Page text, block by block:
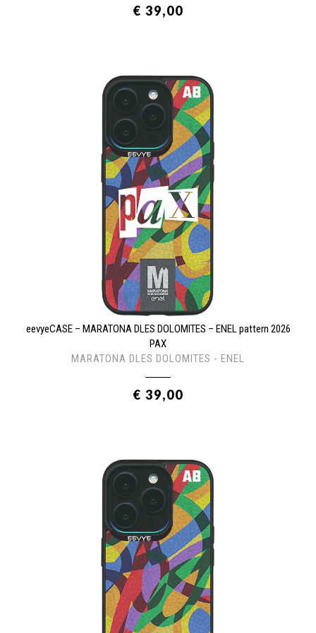
€ 39,00
eevyeCASE – MARATONA DLES DOLOMITES – ENEL pattern 2026
PAX
MARATONA DLES DOLOMITES - ENEL
€ 39,00